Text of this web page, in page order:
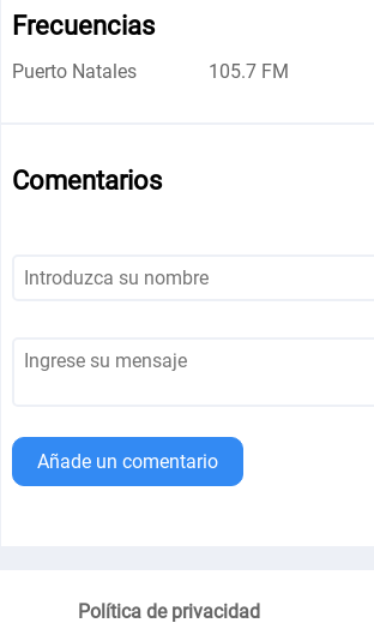
Frecuencias
Puerto Natales 105.7 FM
Comentarios
Añade un comentario
Política de privacidad